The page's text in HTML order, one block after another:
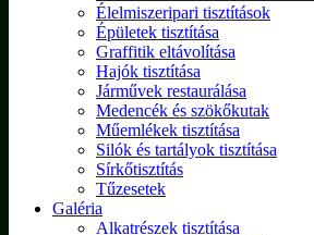
Élelmiszeripari tisztítások
Épületek tisztítása
Graffitik eltávolítása
Hajók tisztítása
Járművek restaurálása
Medencék és szökőkutak
Műemlékek tisztítása
Silók és tartályok tisztítása
Sírkőtisztítás
Tűzesetek
Galéria
Alkatrészek tisztítása